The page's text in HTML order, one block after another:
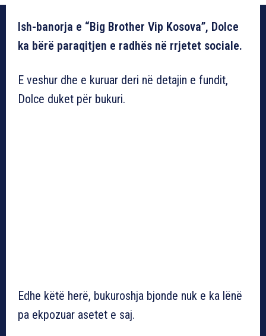
Ish-banorja e “Big Brother Vip Kosova”, Dolce
ka bërë paraqitjen e radhës në rrjetet sociale.
E veshur dhe e kuruar deri në detajin e fundit,
Dolce duket për bukuri.
Edhe këtë herë, bukuroshja bjonde nuk e ka lënë
pa ekpozuar asetet e saj.